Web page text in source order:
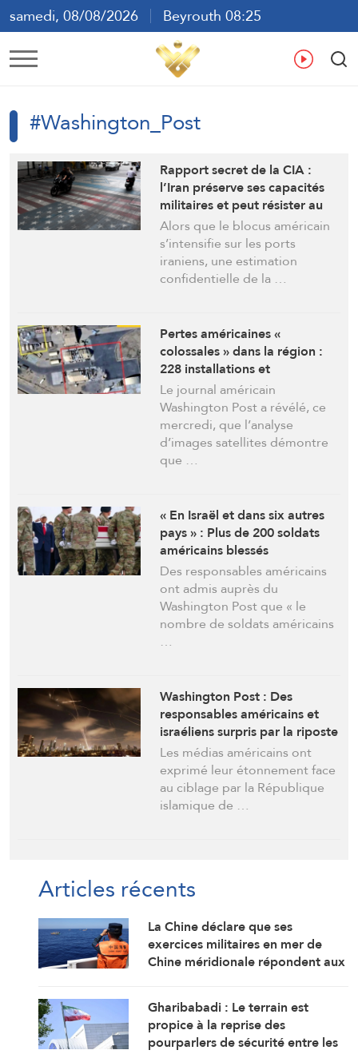
samedi, 08/08/2026
Beyrouth 08:25
ع
#Washington_Post
Rapport secret de la CIA :
l’Iran préserve ses capacités
militaires et peut résister au
blocus
Alors que le blocus américain
s’intensifie sur les ports
iraniens, une estimation
confidentielle de la …
Pertes américaines «
colossales » dans la région :
228 installations et
équipements militaires
touchés
Le journal américain
Washington Post a révélé, ce
mercredi, que l’analyse
d’images satellites démontre
que …
« En Israël et dans six autres
pays » : Plus de 200 soldats
américains blessés
(Responsables américains.)
Des responsables américains
ont admis auprès du
Washington Post que « le
nombre de soldats américains
…
Washington Post : Des
responsables américains et
israéliens surpris par la riposte
de Téhéran
Les médias américains ont
exprimé leur étonnement face
au ciblage par la République
islamique de …
Articles récents
La Chine déclare que ses
exercices militaires en mer de
Chine méridionale répondent aux
Gharibabadi : Le terrain est
propice à la reprise des
pourparlers de sécurité entre les